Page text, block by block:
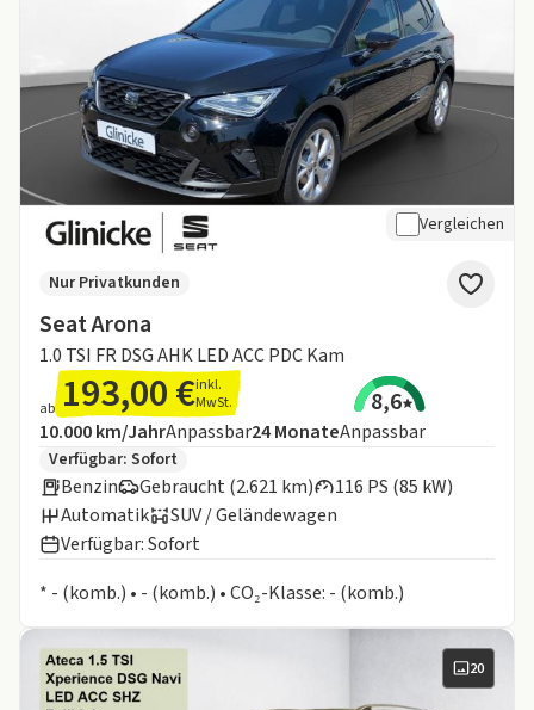
Vergleichen
Seat Arona
1.0 TSI FR DSG AHK LED ACC PDC Kam
Nur Privatkunden
ab 193,00 €inkl.
MwSt.
8,6
Angebotsdetails:
Inklusive Laufleistung
10.000 km/JahrAnpassbarLaufzeit
24MonateAnpassbar
Zusätzliche Fahrzeuginformationen:
Verfügbar: Sofort
Benzin Gebraucht (2.621 km)
116 PS (85 kW)
Automatik
SUV / Geländewagen
Verfügbar: Sofort
* - (komb.) • - (komb.) • CO₂-Klasse: - (komb.)
20